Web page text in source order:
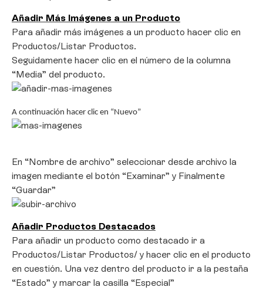
Añadir Más Imágenes a un Producto
Para añadir más imágenes a un producto hacer clic en
Productos/Listar Productos.
Seguidamente hacer clic en el número de la columna
“Media” del producto.
A continuación hacer clic en “Nuevo”
En “Nombre de archivo” seleccionar desde archivo la
imagen mediante el botón “Examinar” y Finalmente
“Guardar”
Añadir Productos Destacados
Para añadir un producto como destacado ir a
Productos/Listar Productos/ y hacer clic en el producto
en cuestión. Una vez dentro del producto ir a la pestaña
“Estado” y marcar la casilla “Especial”